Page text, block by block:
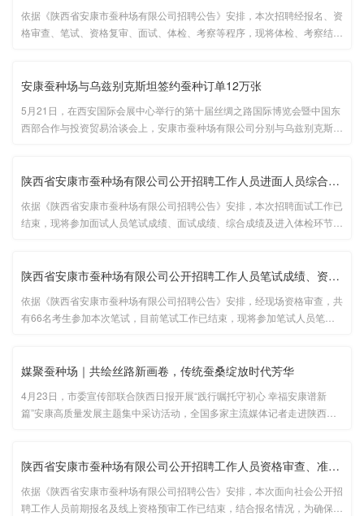
依据《陕西省安康市蚕种场有限公司招聘公告》安排，本次招聘经报名、资
格审查、笔试、资格复审、面试、体检、考察等程序，现将体检、考察结果
安康蚕种场与乌兹别克斯坦签约蚕种订单12万张
5月21日，在西安国际会展中心举行的第十届丝绸之路国际博览会暨中国东
西部合作与投资贸易洽谈会上，安康市蚕种场有限公司分别与乌兹别克斯坦
张，预···...
陕西省安康市蚕种场有限公司公开招聘工作人员进面人员综合成绩及···
依据《陕西省安康市蚕种场有限公司招聘公告》安排，本次招聘面试工作已
结束，现将参加面试人员笔试成绩、面试成绩、综合成绩及进入体检环节人
陕西省安康市蚕种场有限公司公开招聘工作人员笔试成绩、资格复审···
依据《陕西省安康市蚕种场有限公司招聘公告》安排，经现场资格审查，共
有66名考生参加本次笔试，目前笔试工作已结束，现将参加笔试人员笔试
媒聚蚕种场｜共绘丝路新画卷，传统蚕桑绽放时代芳华
4月23日，市委宣传部联合陕西日报开展“践行嘱托守初心 幸福安康谱新
篇”安康高质量发展主题集中采访活动，全国多家主流媒体记者走进陕西省
陕西省安康市蚕种场有限公司公开招聘工作人员资格审查、准考证领···
依据《陕西省安康市蚕种场有限公司招聘公告》安排，本次面向社会公开招
聘工作人员前期报名及线上资格预审工作已结束，结合报名情况，为确保招